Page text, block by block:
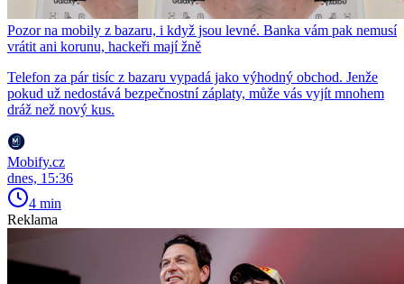
Pozor na mobily z bazaru, i když jsou levné. Banka vám pak nemusí
vrátit ani korunu, hackeři mají žně
Telefon za pár tisíc z bazaru vypadá jako výhodný obchod. Jenže
pokud už nedostává bezpečnostní záplaty, může vás vyjít mnohem
dráž než nový kus.
Mobify.cz
dnes, 15:36
4 min
Reklama